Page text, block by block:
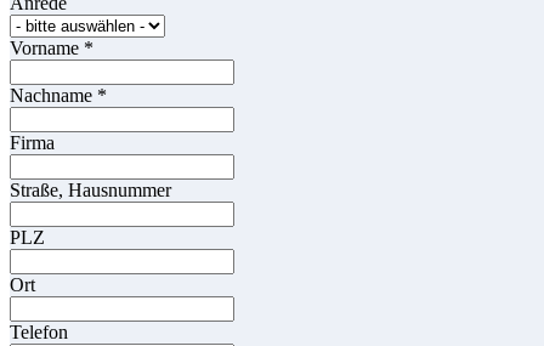
Vorname *
Nachname *
Firma
Straße, Hausnummer
PLZ
Ort
Telefon